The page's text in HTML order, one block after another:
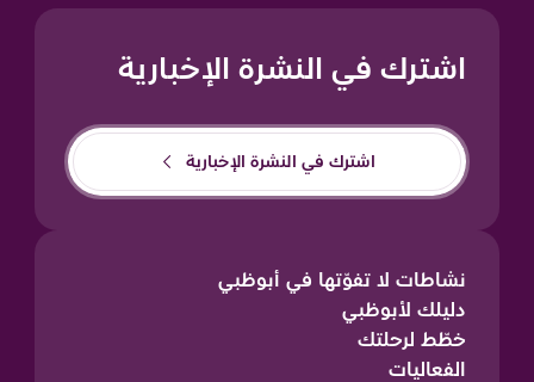
اشترك في النشرة الإخبارية
اشترك في النشرة الإخبارية
نشاطات لا تفوّتها في أبوظبي
دليلك لأبوظبي
خطّط لرحلتك
الفعاليات